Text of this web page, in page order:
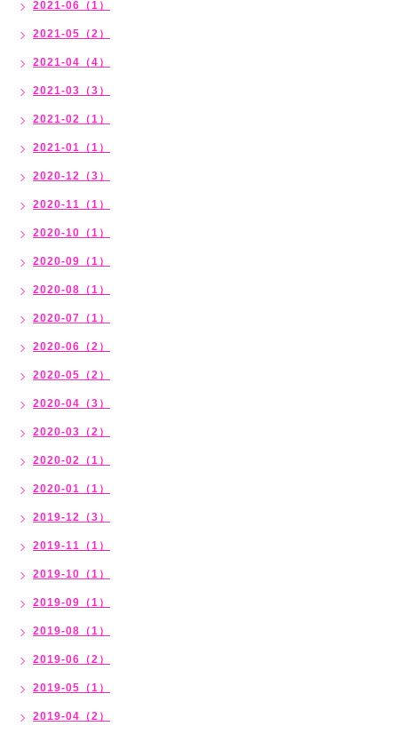
2021-06（1）
2021-05（2）
2021-04（4）
2021-03（3）
2021-02（1）
2021-01（1）
2020-12（3）
2020-11（1）
2020-10（1）
2020-09（1）
2020-08（1）
2020-07（1）
2020-06（2）
2020-05（2）
2020-04（3）
2020-03（2）
2020-02（1）
2020-01（1）
2019-12（3）
2019-11（1）
2019-10（1）
2019-09（1）
2019-08（1）
2019-06（2）
2019-05（1）
2019-04（2）